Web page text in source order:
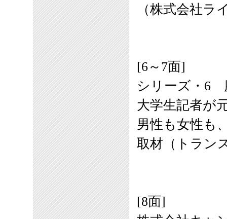
（株式会社ラ
[6～7面]
シリーズ・6
大学生記者が
男性も女性も
取材（トラン
[8面]